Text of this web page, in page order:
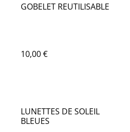
GOBELET REUTILISABLE
10,00 €
LUNETTES DE SOLEIL
BLEUES